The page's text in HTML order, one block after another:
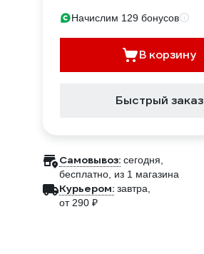
Начислим 129 бонусов
В корзину
Быстрый заказ
Самовывоз: сегодня,
бесплатно , из 1 магазина
Курьером: завтра,
от 290 ₽